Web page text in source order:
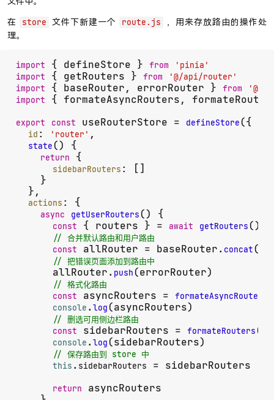
在
store 文件下新建一个 route.js
，用来存放路由的操作处
理。
import { defineStore } from
'pinia'
import
{ getRouters } from
'@/api/router'
import
{ baseRouter, errorRouter } from
'@/
import
{ formateAsyncRouters,
export const useRouterStore = defineStore({
id : 'router' ,
state() {
return {
sidebarRouters : []
    }
  },
actions : {
async getUserRouters() {
const { routers } = await getRouters()
// 合并默认路由和用户路由
const
allRouter = baseRouter. concat
// 把错误页面添加到路由中
      allRouter.
push(errorRouter)
// 格式化路由
const
asyncRouters = formateAsyncRouters
console .log(asyncRouters)
// 删选可用侧边栏路由
const
sidebarRouters = formateRouters
console .log(sidebarRouters)
// 保存路由到 store 中
this . sidebarRouters = sidebarRouters
return
asyncRouters